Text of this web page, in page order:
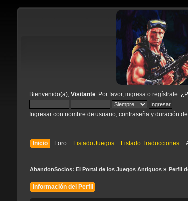
Bienvenido(a), Visitante. Por favor, ingresa o regístrate .
Ingresar con nombre de usuario, contraseña y duración
Inicio Foro Listado Juegos Listado Traducciones
AbandonSocios: El Portal de los Juegos Antiguos» Perfil
Información del Perfil